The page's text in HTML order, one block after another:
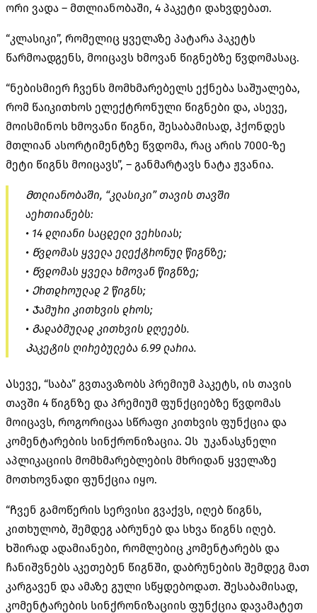
ორი ვადა – მთლიანობაში, 4 პაკეტი დახვდებათ.
“კლასიკი”, რომელიც ყველაზე პატარა პაკეტს
წარმოადგენს, მოიცავს ხმოვან წიგნებზე წვდომასაც.
“ნებისმიერ ჩვენს მომხმარებელს ექნება საშუალება,
რომ წაიკითხოს ელექტრონული წიგნები და, ასევე,
მოისმინოს ხმოვანი წიგნი, შესაბამისად, ჰქონდეს
მთლიან ასორტიმენტზე წვდომა, რაც არის 7000-ზე
მეტი წიგნს მოიცავს”, – განმარტავს ნატა ჟვანია.
Მთლიანობაში, “კლასიკი” თავის თავში
აერთიანებს:
• 14 დღიანი საცდელი ვერსიას;
• Წვდომას ყველა ელექტრონულ წიგნზე;
• Წვდომას ყველა ხმოვან წიგნზე;
• Ერთდროულად 2 წიგნს;
• Ჯამური კითხვის დროს;
• Გადაბმულად კითხვის დღეებს.
Პაკეტის ღირებულება 6.99 ლარია.
Ასევე, “საბა” გვთავაზობს პრემიუმ პაკეტს, ის თავის
თავში 4 წიგნზე და პრემიუმ ფუნქციებზე წვდომას
მოიცავს, როგორიცაა სწრაფი კითხვის ფუნქცია და
კომენტარების სინქრონიზაცია. Ეს უკანასკნელი
აპლიკაციის მომხმარებლების მხრიდან ყველაზე
მოთხოვნადი ფუნქცია იყო.
“Ჩვენ გამოწერის სერვისი გვაქვს, იღებ წიგნს,
კითხულობ, შემდეგ აბრუნებ და სხვა წიგნს იღებ.
Ხშირად ადამიანები, რომლებიც კომენტარებს და
ჩანიშვნებს აკეთებენ წიგნში, დაბრუნების შემდეგ მათ
კარგავენ და ამაზე გული სწყდებოდათ. Შესაბამისად,
კომენტარების სინქრონიზაციის ფუნქცია დავამატეთ